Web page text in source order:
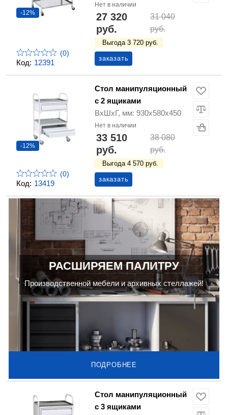
Код: 12391
-12%
(0)
Нет в наличии
27 320
руб.
31 040
руб.
Выгода 3 720 руб.
заказать
Код: 13419
-12%
(0)
Стол манипуляционный
c 2 ящиками
ВхШхГ, мм: 930х580х450
Нет в наличии
33 510
руб.
38 080
руб.
Выгода 4 570 руб.
заказать
РАСШИРЯЕМ ПАЛИТРУ
Производственной мебели и архивных стеллажей!
ПОДРОБНЕЕ
Стол манипуляционный
c 3 ящиками